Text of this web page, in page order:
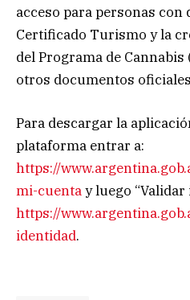
acceso para personas con
Certificado Turismo y la
del Programa de
otros documentos
Para descargar la
plataforma entrar a:
https://
mi-cuentay luego
https://
identidad.